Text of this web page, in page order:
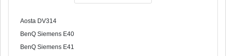
Aosta DV314
BenQ Siemens E40
BenQ Siemens E41